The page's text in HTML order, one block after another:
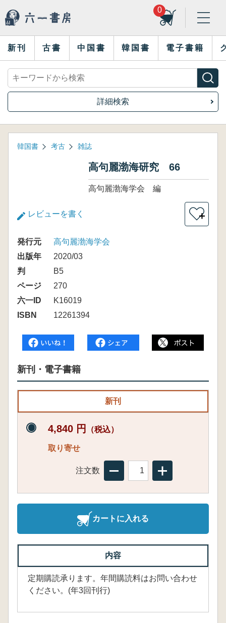
0
新刊 古書 中国書 韓国書 電子書籍
詳細検索
韓国書 考古 雑誌
高句麗渤海研究 66
高句麗渤海学会 編
レビューを書く ＋
発行元
高句麗渤海学会
出版年
2020/03
判
B5
ページ
270
六一ID
K16019
ISBN
12261394
新刊・電子書籍
新刊
4,840 円 （税込）
取り寄せ
注文数
カートに入れる
内容
定期購読承ります。年間購読料はお問い合わせ
ください。(年3回刊行)